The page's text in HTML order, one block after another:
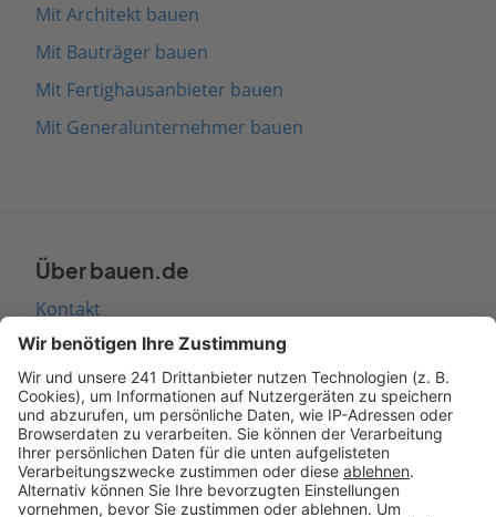
Mit Architekt bauen
Mit Bauträger bauen
Mit Fertighausanbieter bauen
Mit Generalunternehmer bauen
Über bauen.de
Kontakt
Seitenaufbau
Barrierefreiheit
Cookie Einstellungen
Rechtliches